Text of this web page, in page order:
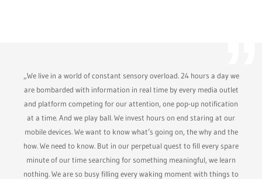
„We live in a world of constant sensory overload. 24 hours a day we
are bombarded with information in real time by every media outlet
and platform competing for our attention, one pop-up notification
at a time. And we play ball. We invest hours on end staring at our
mobile devices. We want to know what’s going on, the why and the
how. We need to know. But in our perpetual quest to fill every spare
minute of our time searching for something meaningful, we learn
nothing. We are so busy filling every waking moment with things to